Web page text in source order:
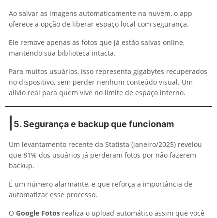
Ao salvar as imagens automaticamente na nuvem, o app
oferece a opção de liberar espaço local com segurança.
Ele remove apenas as fotos que já estão salvas online,
mantendo sua biblioteca intacta.
Para muitos usuários, isso representa gigabytes recuperados
no dispositivo, sem perder nenhum conteúdo visual. Um
alívio real para quem vive no limite de espaço interno.
5. Segurança e backup que funcionam
Um levantamento recente da Statista (janeiro/2025) revelou
que 81% dos usuários já perderam fotos por não fazerem
backup.
É um número alarmante, e que reforça a importância de
automatizar esse processo.
O Google Fotos realiza o upload automático assim que você